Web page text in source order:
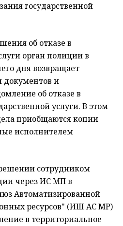
государственной
об отказе в
орган полиции в
дня возвращает
документов и
об отказе в
услуги. В этом
приобщаются копии
исполнителем
сотрудником
через ИС МП в
Автоматизированной
ресурсов" (ИШ АС МР)
в территориальное